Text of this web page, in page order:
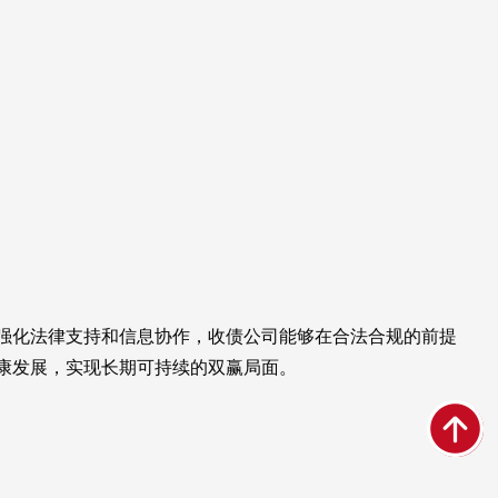
法律支持和信息协作，收债公司能够在合法合规的前提
展，实现长期可持续的双赢局面。